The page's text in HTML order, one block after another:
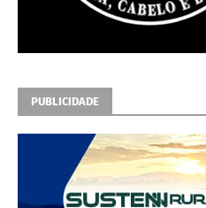
PUBLICIDADE